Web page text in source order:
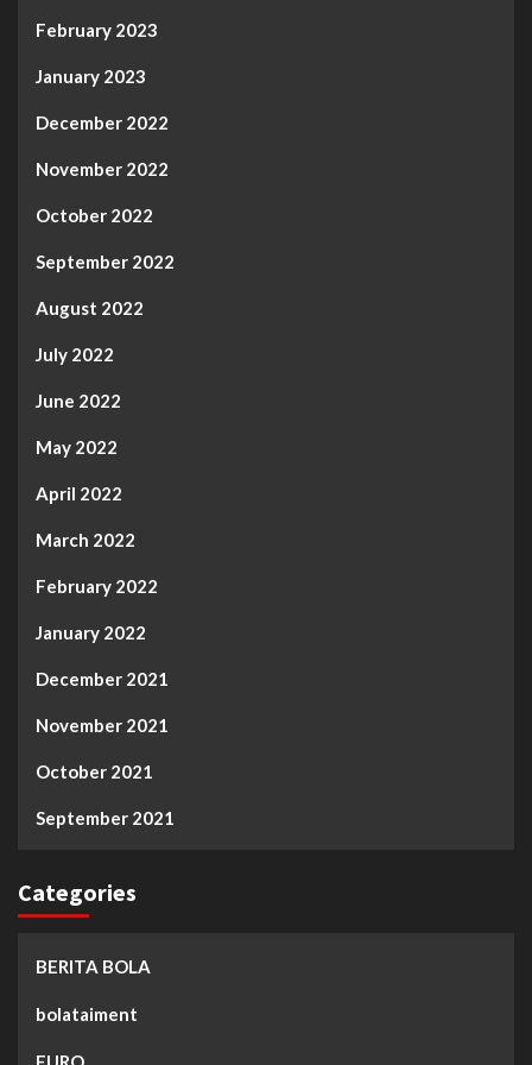
February 2023
January 2023
December 2022
November 2022
October 2022
September 2022
August 2022
July 2022
June 2022
May 2022
April 2022
March 2022
February 2022
January 2022
December 2021
November 2021
October 2021
September 2021
Categories
BERITA BOLA
bolataiment